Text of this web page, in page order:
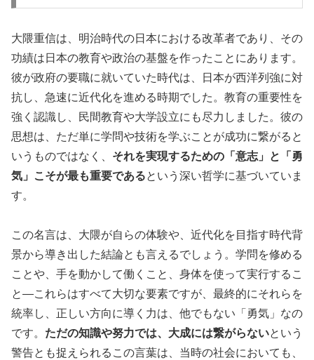
大隈重信は、明治時代の日本における改革者であり、その
功績は日本の教育や政治の基盤を作ったことにあります。
彼が政府の要職に就いていた時代は、日本が西洋列強に対
抗し、急速に近代化を進める時期でした。教育の重要性を
強く認識し、民間教育や大学設立にも尽力しました。彼の
思想は、ただ単に学問や技術を学ぶことが成功に繋がると
いうものではなく、 それを実現するための「意志」と「勇
気」こそが最も重要であるという深い哲学に基づいていま
す。
この名言は、大隈が自らの体験や、近代化を目指す時代背
景から導き出した結論とも言えるでしょう。学問を修める
ことや、手を動かして働くこと、身体を使って実行するこ
と—これらはすべて大切な要素ですが、最終的にそれらを
統率し、正しい方向に導く力は、他でもない「勇気」なの
です。 ただの知識や努力では、大成には繋がらないという
警告とも捉えられるこの言葉は、当時の社会においても、